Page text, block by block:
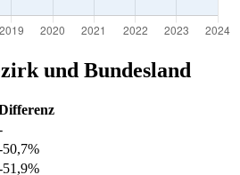
und Bundesland
50,7%
51,9%